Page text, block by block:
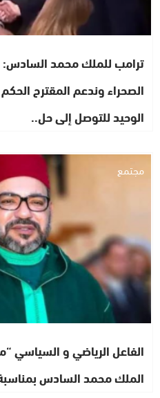
ترامب للملك محمد
الصحراء وندعم المقترح
الوحيد للتوصل إلى حل..
مجتمع
الفاعل الرياضي و السياسي
الملك محمد السادس